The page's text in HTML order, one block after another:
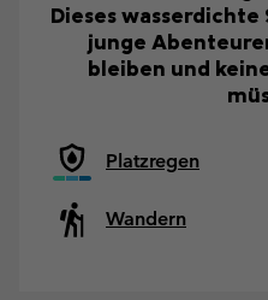
Dieses wasserdichte
junge
bleiben und
Platzregen
Wandern